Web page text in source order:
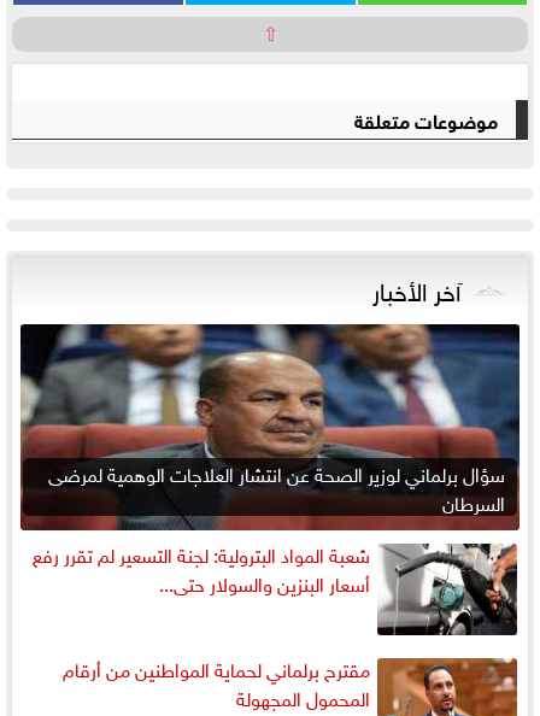
⇧
موضوعات متعلقة
آخر الأخبار
سؤال برلماني لوزير الصحة عن انتشار العلاجات الوهمية لمرضى
السرطان
شعبة المواد البترولية: لجنة التسعير لم تقرر رفع
أسعار البنزين والسولار حتى...
مقترح برلماني لحماية المواطنين من أرقام
المحمول المجهولة